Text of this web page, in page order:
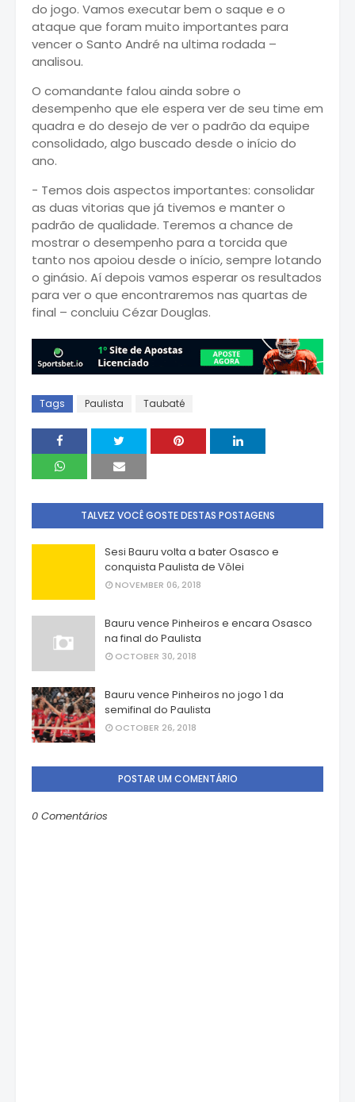
do jogo. Vamos executar bem o saque e o
ataque que foram muito importantes para
vencer o Santo André na ultima rodada –
analisou.
O comandante falou ainda sobre o
desempenho que ele espera ver de seu time em
quadra e do desejo de ver o padrão da equipe
consolidado, algo buscado desde o início do
ano.
- Temos dois aspectos importantes: consolidar
as duas vitorias que já tivemos e manter o
padrão de qualidade. Teremos a chance de
mostrar o desempenho para a torcida que
tanto nos apoiou desde o início, sempre lotando
o ginásio. Aí depois vamos esperar os resultados
para ver o que encontraremos nas quartas de
final – concluiu Cézar Douglas.
Tags Paulista Taubaté
TALVEZ VOCÊ GOSTE DESTAS POSTAGENS
Sesi Bauru volta a bater Osasco e
conquista Paulista de Vôlei
NOVEMBER 06, 2018
Bauru vence Pinheiros e encara Osasco
na final do Paulista
OCTOBER 30, 2018
Bauru vence Pinheiros no jogo 1 da
semifinal do Paulista
OCTOBER 26, 2018
POSTAR UM COMENTÁRIO
0 Comentários